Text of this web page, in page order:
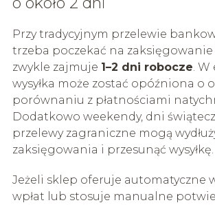
Przy tradycyjnym przelewie
trzeba poczekać na zaksięgowanie
zwykle zajmuje 1–2 dni robocze. W
wysyłka może zostać opóźniona o
porównaniu z płatnościami
Dodatkowo weekendy, dni
przelewy zagraniczne mogą
zaksięgowania i przesunąć wysyłkę.
Jeżeli sklep oferuje automatyczne
wpłat lub stosuje manualne